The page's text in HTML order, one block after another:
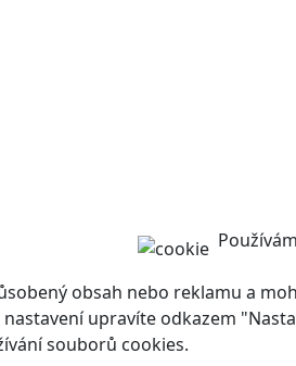
obsah nebo reklamu a
upravíte odkazem
souborů cookies.